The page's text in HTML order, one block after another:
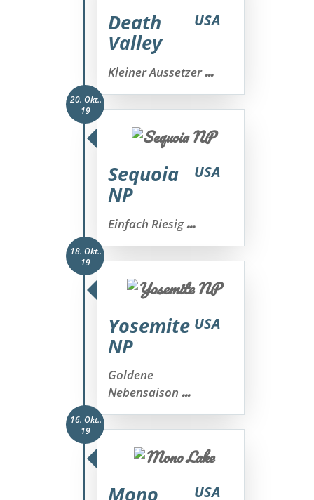
Death
Valley
USA
Kleiner Aussetzer...
20. Okt..
19
Sequoia
NP
USA
Einfach Riesig...
18. Okt..
19
Yosemite
NP
USA
Goldene
Nebensaison...
16. Okt..
19
Mono USA